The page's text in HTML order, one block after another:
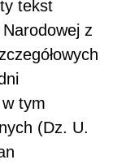
tekst
z
tym
(Dz. U.